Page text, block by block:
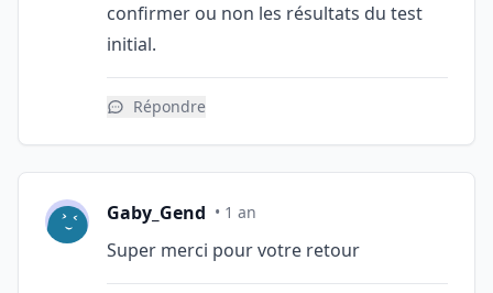
confirmer ou non les résultats du test
initial.
Répondre
Gaby_Gend • 1 an
Super merci pour votre retour